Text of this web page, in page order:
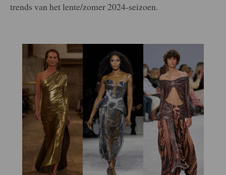
trends van het lente/zomer 2024-seizoen.